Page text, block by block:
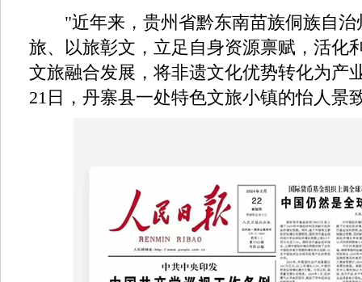
"近年来，贵州省黔东南苗族侗族自治
旅、以旅彰文，立足自身资源禀赋，活化
文旅融合发展，将非遗文化优势转化为产
21日，丹寨县一处特色文旅小镇的怡人景